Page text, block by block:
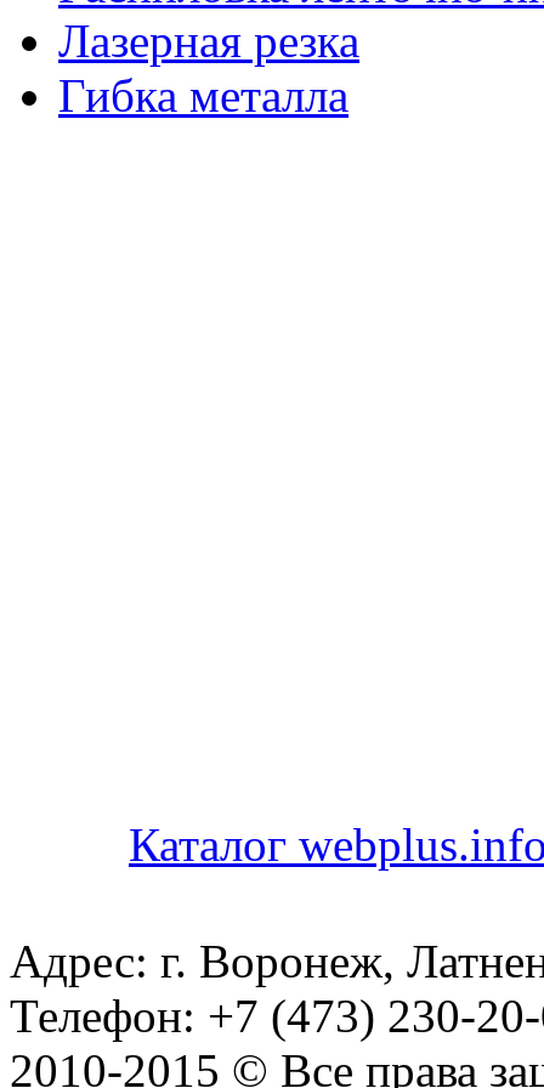
Лазерная резка
Гибка металла
Каталог
Адрес: г. Воронеж,
Телефон: +7 (473) 230-
2010-2015 © Все права